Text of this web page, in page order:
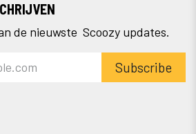
de nieuwste Scoozy updates.
Subscribe